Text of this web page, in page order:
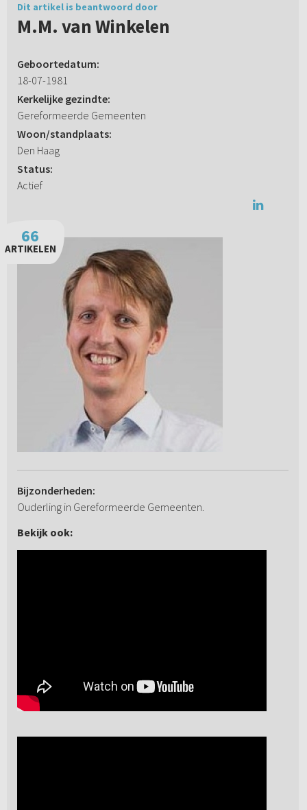
Dit artikel is beantwoord door
M.M. van Winkelen
Geboortedatum:
18-07-1981
Kerkelijke gezindte:
Gereformeerde Gemeenten
Woon/standplaats:
Den Haag
Status:
Actief
66
ARTIKELEN
Bijzonderheden:
Ouderling in Gereformeerde Gemeenten.
Bekijk ook: